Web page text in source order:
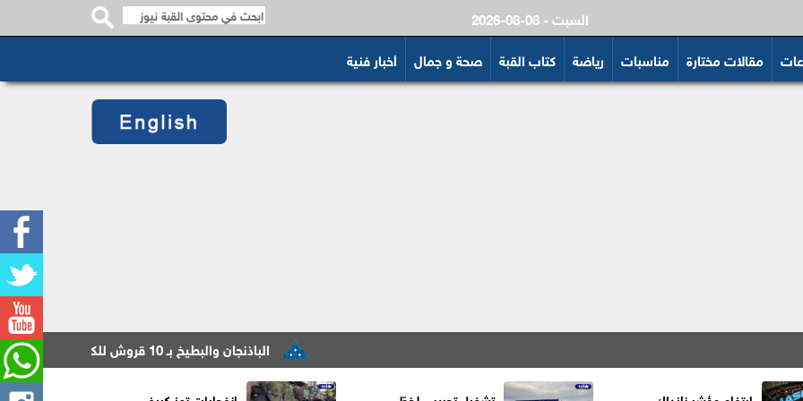
2026-08-08 - السبت
مقالات مختارة مناسبات رياضة كتاب القبة صحة و جمال أخبار فنية
الباذنجان والبطيخ بـ 10 قروش للكيلو.. تعرف على أسعار الخضار اليوم السبت